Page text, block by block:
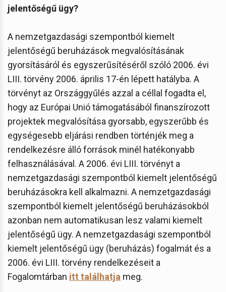
jelentőségű ügy?
A nemzetgazdasági szempontból kiemelt
jelentőségű beruházások megvalósításának
gyorsításáról és egyszerűsítéséről szóló 2006. évi
LIII. törvény 2006. április 17-én lépett hatályba. A
törvényt az Országgyűlés azzal a céllal fogadta el,
hogy az Európai Unió támogatásából finanszírozott
projektek megvalósítása gyorsabb, egyszerűbb és
egységesebb eljárási rendben történjék meg a
rendelkezésre álló források minél hatékonyabb
felhasználásával. A 2006. évi LIII. törvényt a
nemzetgazdasági szempontból kiemelt jelentőségű
beruházásokra kell alkalmazni. A nemzetgazdasági
szempontból kiemelt jelentőségű beruházásokból
azonban nem automatikusan lesz valami kiemelt
jelentőségű ügy. A nemzetgazdasági szempontból
kiemelt jelentőségű ügy (beruházás) fogalmát és a
2006. évi LIII. törvény rendelkezéseit a
Fogalomtárban itt találhatja meg.